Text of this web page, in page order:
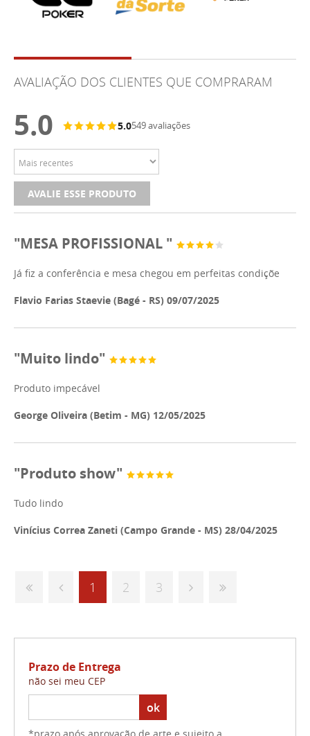
AVALIAÇÃO DOS CLIENTES QUE COMPRARAM
5.0 5.0549 avaliações
AVALIE ESSE PRODUTO
"MESA PROFISSIONAL "
Já fiz a conferência e mesa chegou em perfeitas condiçõe
Flavio Farias Staevie (Bagé - RS) 09/07/2025
"Muito lindo"
Produto impecável
George Oliveira (Betim - MG) 12/05/2025
"Produto show"
Tudo lindo
Vinícius Correa Zaneti (Campo Grande - MS) 28/04/2025
1 2 3
Prazo de Entrega
não sei meu CEP
ok